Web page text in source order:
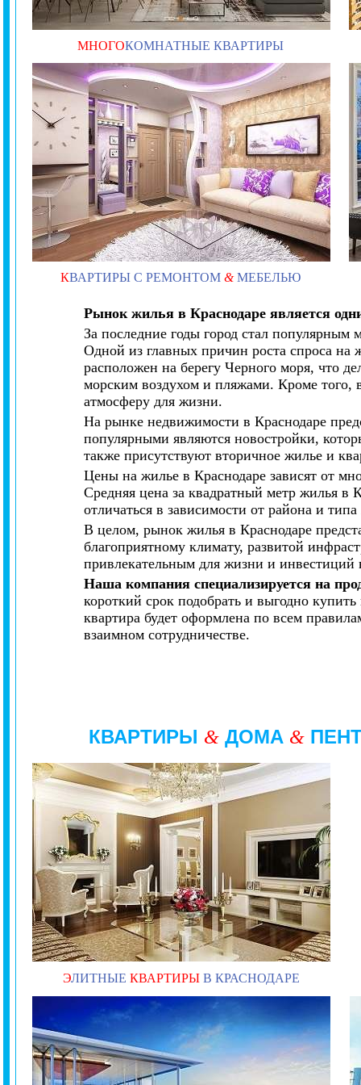
МНОГОКОМНАТНЫЕ КВАРТИРЫ
КВАРТИРЫ С РЕМОНТОМ&МЕБЕЛЬЮ
Рынок жилья в Краснодаре является
За последние годы город стал
Одной из главных причин роста спроса на
расположен на берегу Черного моря, что
морским воздухом и пляжами. Кроме того,
атмосферу для жизни.
На рынке недвижимости в Краснодаре
популярными являются новостройки,
также присутствуют вторичное жилье и
Цены на жилье в Краснодаре зависят от
Средняя цена за квадратный метр жилья в
отличаться в зависимости от района и
В целом, рынок жилья в Краснодаре
благоприятному климату, развитой
привлекательным для жизни и инвестиций
Наша компания специализируется на
короткий срок подобрать и выгодно
квартира будет оформлена по всем
взаимном сотрудничестве.
КВАРТИРЫ & ДОМА &
ЭЛИТНЫЕ КВАРТИРЫ В КРАСНОДАРЕ